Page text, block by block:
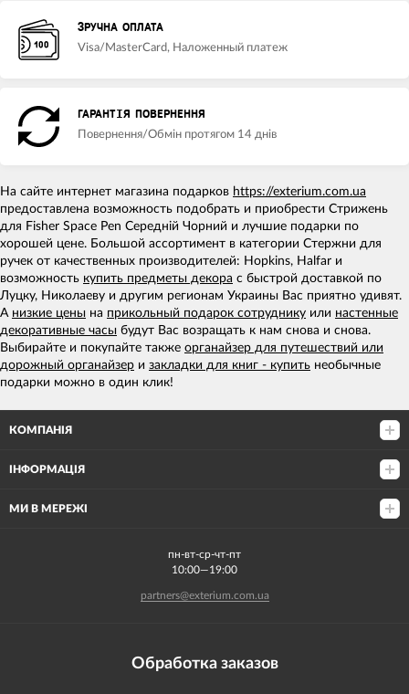
ЗРУЧНА ОПЛАТА
Visa/MasterCard, Наложенный платеж
ГАРАНТІЯ ПОВЕРНЕННЯ
Повернення/Обмін протягом 14 днів
На сайте интернет магазина подарков https://exterium.com.ua
предоставлена возможность подобрать и приобрести Стрижень
для Fisher Space Pen Середній Чорний и лучшие подарки по
хорошей цене. Большой ассортимент в категории Стержни для
ручек от качественных производителей: Hopkins, Halfar и
возможность купить предметы декора с быстрой доставкой по
Луцку, Николаеву и другим регионам Украины Вас приятно удивят.
А низкие цены на прикольный подарок сотруднику или настенные
декоративные часы будут Вас возращать к нам снова и снова.
Выбирайте и покупайте также органайзер для путешествий или
дорожный органайзер и закладки для книг - купить необычные
подарки можно в один клик!
КОМПАНІЯ
ІНФОРМАЦІЯ
МИ В МЕРЕЖІ
пн-вт-ср-чт-пт
10:00—19:00
partners@exterium.com.ua
Обработка заказов